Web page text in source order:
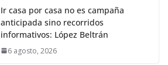
Ir casa por casa no es campaña
anticipada sino recorridos
informativos: López Beltrán
6 agosto, 2026